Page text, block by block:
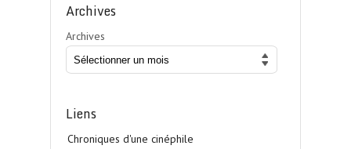
Archives
Archives
Liens
Chroniques d'une cinéphile